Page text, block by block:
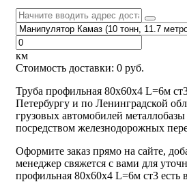
км
Стоимость доставки: 0 руб.
Труба профильная 80х60х4 L=6м
Петербургу и по Ленинградской
грузовых автомобилей
посредством железнодорожных
Оформите заказ прямо на сайте,
менеджер свяжется с вами для
профильная 80х60х4 L=6м ст3 есть